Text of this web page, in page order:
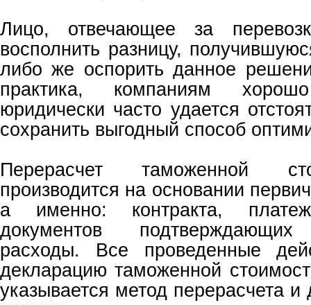
Лицо, отвечающее за
восполнить разницу,
либо же оспорить данное
практика, компаниям
юридически часто удается
сохранить выгодный способ
Перерасчет таможенной
производится на основании
а именно: контракта,
документов подтверждающих
расходы. Все проведенные
декларацию таможенной
указывается метод перерасчета и